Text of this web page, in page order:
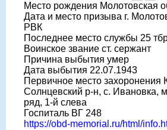
Место рождения Молотовская
Дата и место призыва г.
РВК
Последнее место службы 25
Воинское звание ст. сержант
Причина выбытия умер
Дата выбытия 22.07.1943
Первичное место захоронения
Солнцевский р-н, с. Ивановка,
ряд, 1-й слева
Госпиталь ВГ 248
https://obd-memorial.ru/html/